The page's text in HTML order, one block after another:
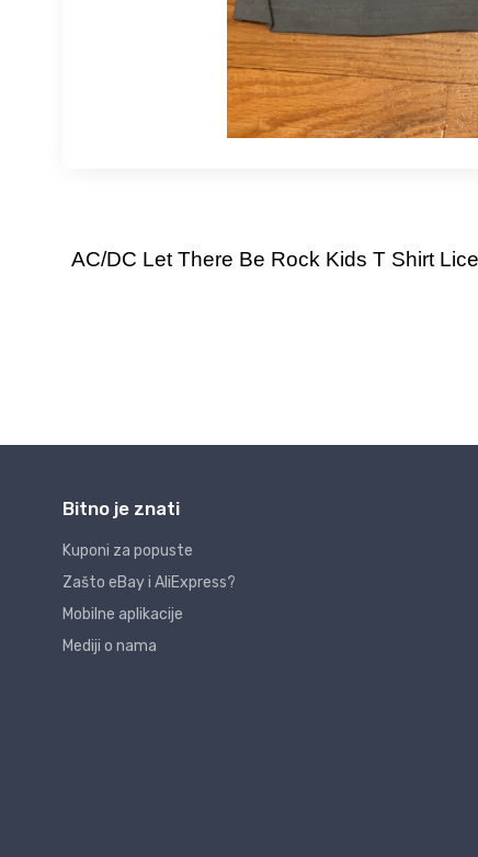
Bitno je znati
Kuponi za popuste
Zašto eBay i AliExpress?
Mobilne aplikacije
Mediji o nama